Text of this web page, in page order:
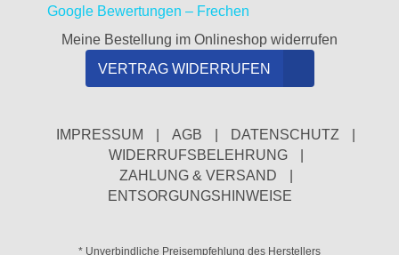
Google Bewertungen – Frechen
Meine Bestellung im Onlineshop widerrufen
VERTRAG WIDERRUFEN
IMPRESSUM AGB DATENSCHUTZ
WIDERRUFSBELEHRUNG
ZAHLUNG & VERSAND
ENTSORGUNGSHINWEISE
* Unverbindliche Preisempfehlung des Herstellers